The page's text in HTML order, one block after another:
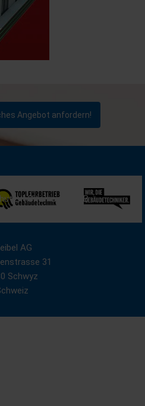
Angebot anfordern!
Sitemap AGB
AG
31
Schwyz